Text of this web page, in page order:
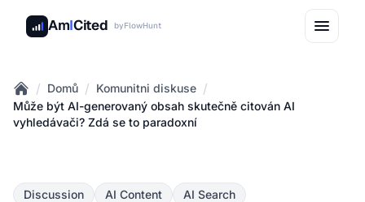
AmICited byFlowHunt
Home
/ Domů / Komunitni diskuse /
Může být AI-generovaný obsah skutečně citován AI
vyhledávači? Zdá se to paradoxní
Discussion AI Content AI Search